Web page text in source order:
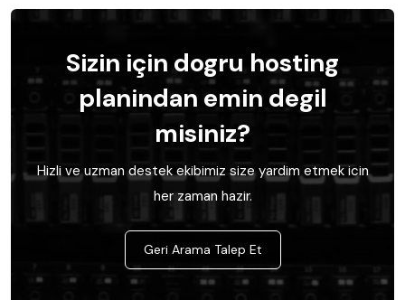
Sizin için dogru hosting
planindan emin degil
misiniz?
Hizli ve uzman destek ekibimiz size yardim etmek icin
her zaman hazir.
Geri Arama Talep Et